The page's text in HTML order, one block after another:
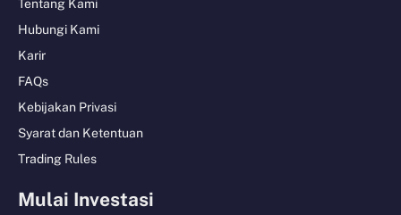
Tentang Kami
Hubungi Kami
Karir
FAQs
Kebijakan Privasi
Syarat dan Ketentuan
Trading Rules
Mulai Investasi